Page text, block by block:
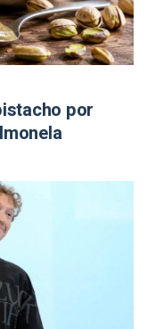
por